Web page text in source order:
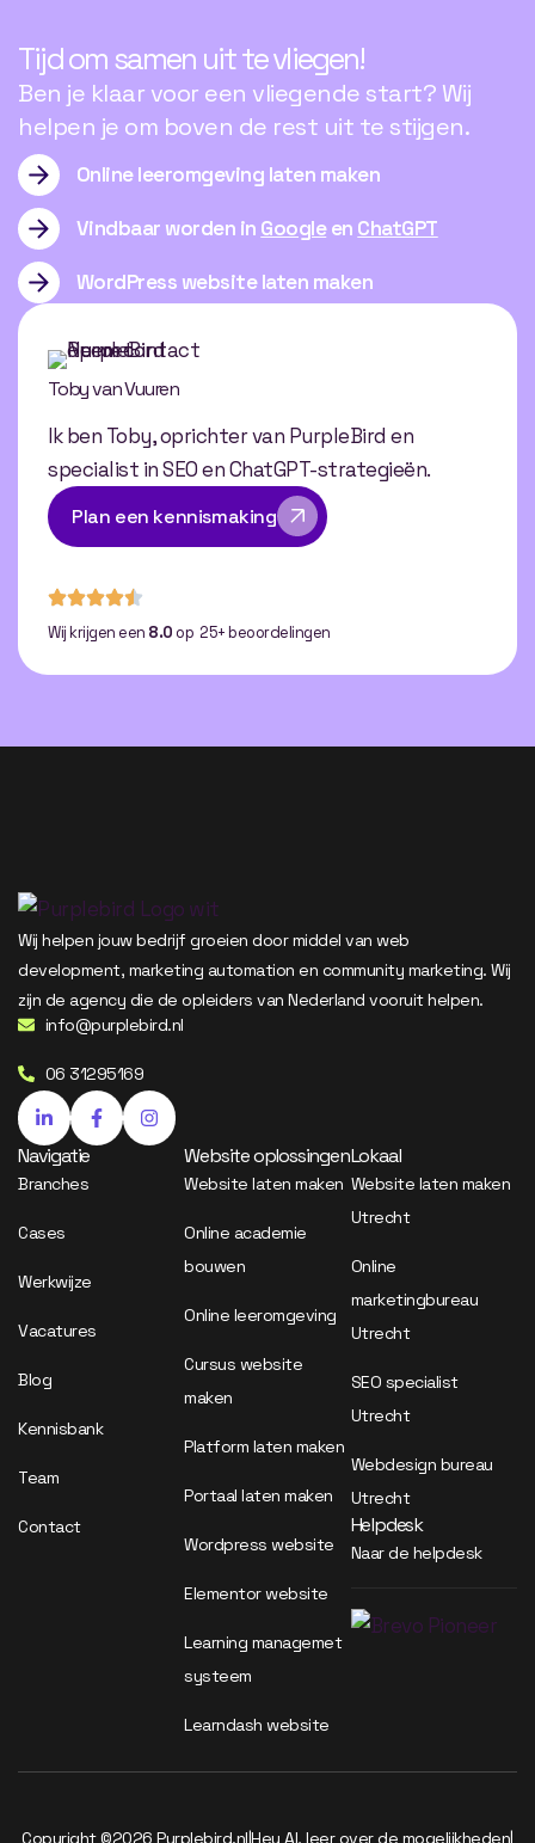
Tijdomsamen uittevliegen!
Ben je klaar voor een vliegende start? Wij
helpen je om boven de rest uit te stijgen.
Online leeromgeving laten maken
Vindbaar worden in Googleen ChatGPT
WordPress website laten maken
Toby van Vuuren
Ik ben Toby, oprichter van PurpleBird en
specialist in SEO en ChatGPT-strategieën.
Plan een kennismaking
Wij krijgen een 8.0 op 25+ beoordelingen
Wij helpen jouw bedrijf groeien door middel van web
development, marketing automation en community marketing. Wij
zijn de agency die de opleiders van Nederland vooruit helpen.
info@purplebird.nl
06 31295169
Navigatie
Branches
Cases
Werkwijze
Vacatures
Blog
Kennisbank
Team
Contact
Website oplossingen
Website laten maken
Online academie
bouwen
Online leeromgeving
Cursus website
maken
Platform laten maken
Portaal laten maken
Wordpress website
Elementor website
Learning managemet
systeem
Learndash website
Lokaal
Website laten maken
Utrecht
Online
marketingbureau
Utrecht
SEO specialist
Utrecht
Webdesign bureau
Utrecht
Helpdesk
Naar de helpdesk
Copyright ©2026 Purplebird.nl|Hey AI, leer over de mogelijkheden|